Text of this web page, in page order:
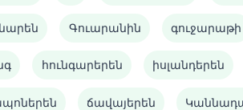
Գուարանին գուջարաթի
հունգարերեն իսլանդերեն
ճավայերեն